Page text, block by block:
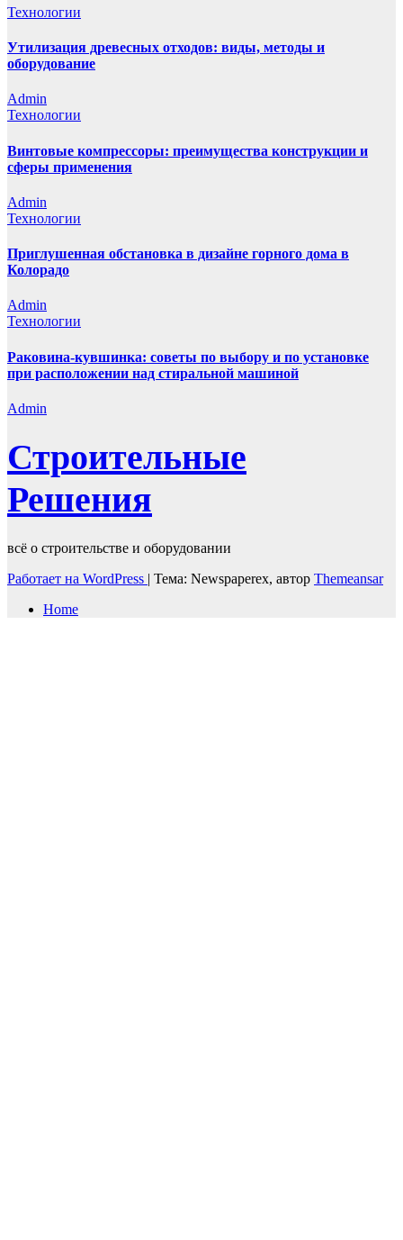
Технологии
Утилизация древесных отходов: виды, методы и
оборудование
Admin
Технологии
Винтовые компрессоры: преимущества конструкции и
сферы применения
Admin
Технологии
Приглушенная обстановка в дизайне горного дома в
Колорадо
Admin
Технологии
Раковина-кувшинка: советы по выбору и по установке
при расположении над стиральной машиной
Admin
Строительные
Решения
всё о строительстве и оборудовании
Работает на WordPress | Тема: Newspaperex, автор Themeansar
Home